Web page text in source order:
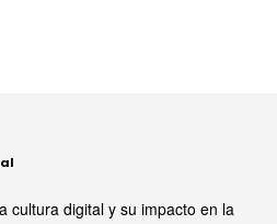
cultura digital y su impacto en la